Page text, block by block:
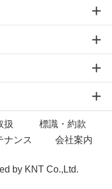
扱
標識・約款
ナンス 会社案内
by KNT Co.,Ltd.